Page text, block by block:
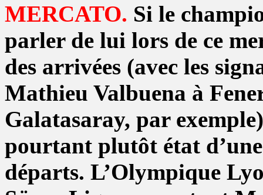
MERCATO. Si le
parler de lui lors de ce
des arrivées (avec les
Mathieu Valbuena à
Galatasaray, par
pourtant plutôt état
départs. L’Olympique